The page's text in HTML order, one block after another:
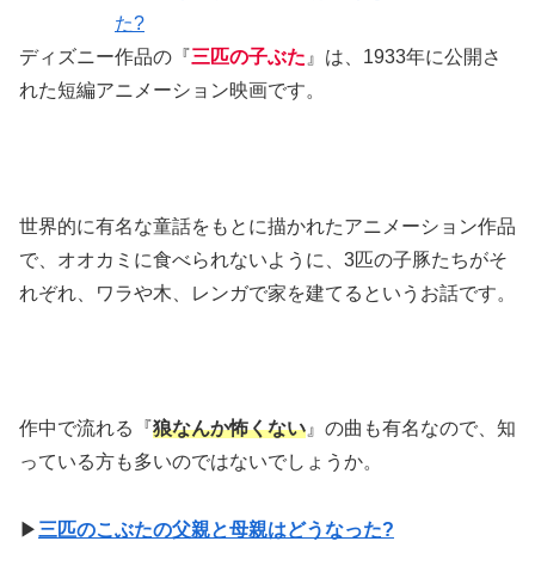
ディズニー作品の『三匹の子ぶた 』は、1933年に公開さ
れた短編アニメーション映画です。
世界的に有名な童話をもとに描かれたアニメーション作品
で、オオカミに食べられないように、3匹の子豚たちがそ
れぞれ、ワラや木、レンガで家を建てるというお話です。
作中で流れる『狼なんか怖くない 』の曲も有名なので、知
っている方も多いのではないでしょうか。
▶ 三匹のこぶたの父親と母親はどうなった?